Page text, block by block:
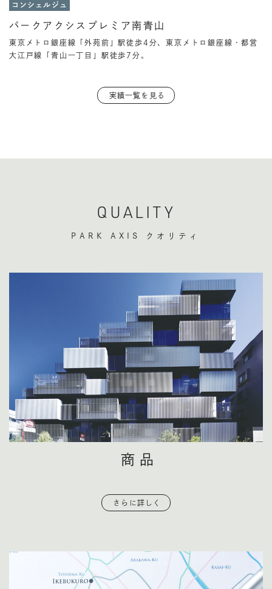
コンシェルジュ
パークアクシスプレミア南青山
東京メトロ銀座線「外苑前」駅徒歩4分、東京メトロ銀座線・都営
大江戸線「青山一丁目」駅徒歩7分。
実績一覧を見る
QUALITY
PARK AXIS クオリティ
商品
さらに詳しく